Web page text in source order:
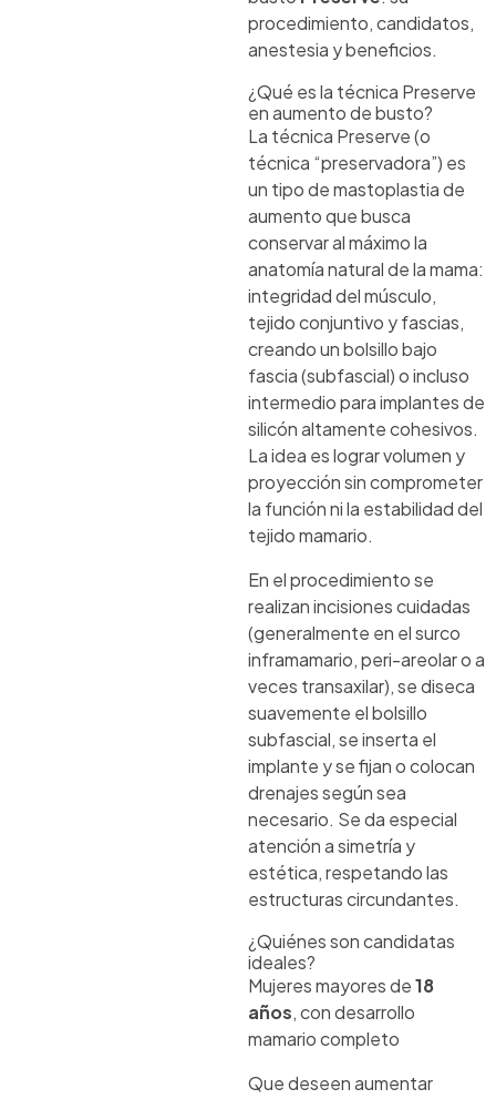
procedimiento, candidatos,
anestesia y beneficios.
¿Qué es la técnica Preserve
en aumento de busto?
La técnica Preserve (o
técnica “preservadora”) es
un tipo de mastoplastia de
aumento que busca
conservar al máximo la
anatomía natural de la mama:
integridad del músculo,
tejido conjuntivo y fascias,
creando un bolsillo bajo
fascia (subfascial) o incluso
intermedio para implantes de
silicón altamente cohesivos.
La idea es lograr volumen y
proyección sin comprometer
la función ni la estabilidad del
tejido mamario.
En el procedimiento se
realizan incisiones cuidadas
(generalmente en el surco
inframamario, peri-areolar o a
veces transaxilar), se diseca
suavemente el bolsillo
subfascial, se inserta el
implante y se fijan o colocan
drenajes según sea
necesario. Se da especial
atención a simetría y
estética, respetando las
estructuras circundantes.
¿Quiénes son candidatas
ideales?
Mujeres mayores de18
años, con desarrollo
mamario completo
Que deseen aumentar